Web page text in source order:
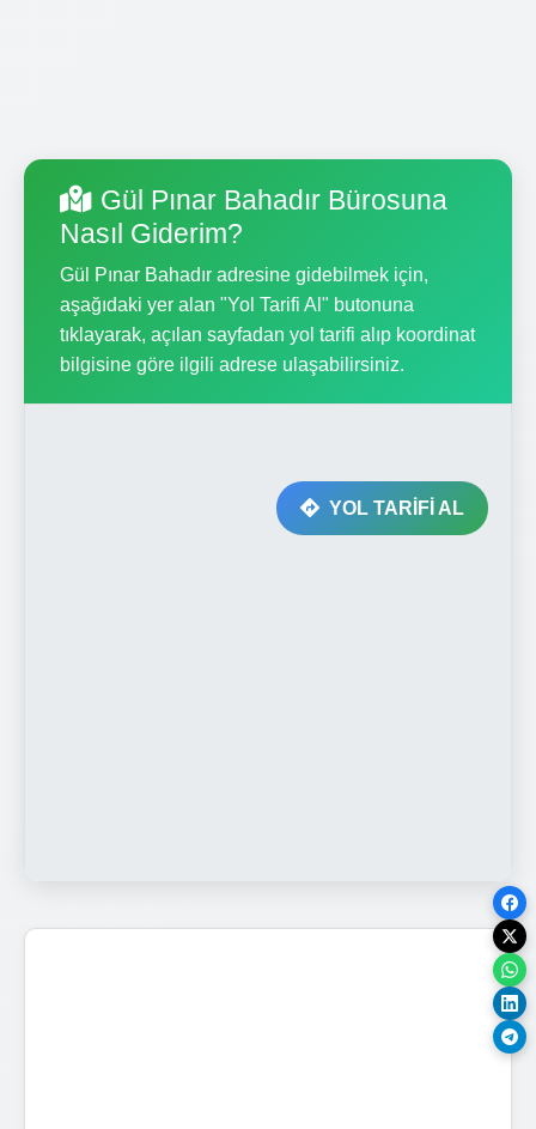
Gül Pınar Bahadır Bürosuna
Nasıl Giderim?
Gül Pınar Bahadır adresine gidebilmek için,
aşağıdaki yer alan "Yol Tarifi Al" butonuna
tıklayarak, açılan sayfadan yol tarifi alıp koordinat
bilgisine göre ilgili adrese ulaşabilirsiniz.
YOL TARİFİ AL